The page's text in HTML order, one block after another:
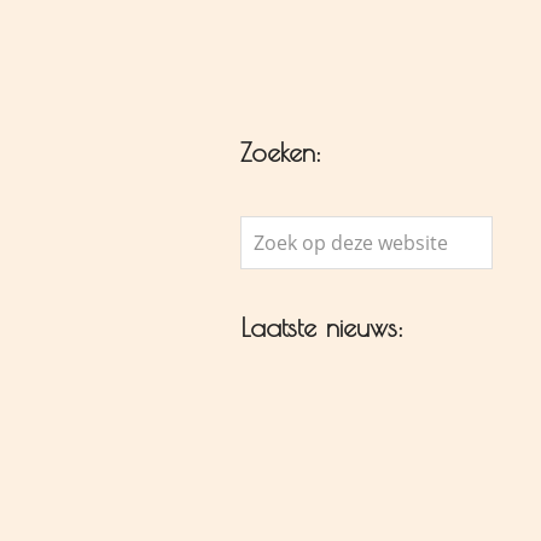
Zoeken:
Zoek
op
website
Laatste nieuws: